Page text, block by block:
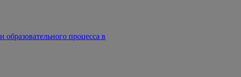
процесса в